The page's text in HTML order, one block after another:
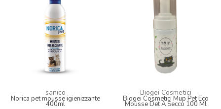
sanico
Norica pet mousse igienizzante
400ml
Biogei Cosmetici
Biogei Cosmetici Mup Pet Eco
Mousse Det A Secco 100 Ml